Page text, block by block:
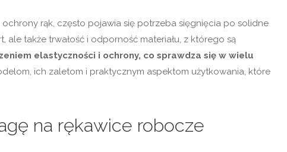
rąk, często pojawia się potrzeba sięgnięcia po solidne
także trwałość i odporność materiału, z którego są
elastyczności i ochrony, co sprawdza się w wielu
ich zaletom i praktycznym aspektom użytkowania, które
na rękawice robocze